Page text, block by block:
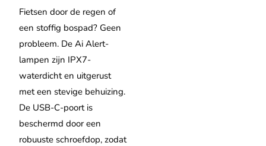
Fietsen door de regen of
een stoffig bospad? Geen
probleem. De Ai Alert-
lampen zijn IPX7-
waterdicht en uitgerust
met een stevige behuizing.
De USB-C-poort is
beschermd door een
robuuste schroefdop, zodat